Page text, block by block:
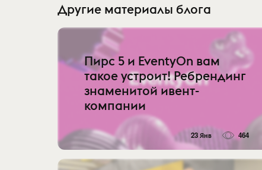
Другие материалы блога
Пирс 5 и EventyOn вам
такое устроит! Ребрендинг
знаменитой ивент-
компании
23 Янв 464